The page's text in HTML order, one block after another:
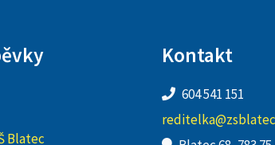
Blatec
Kontakt
604 541 151